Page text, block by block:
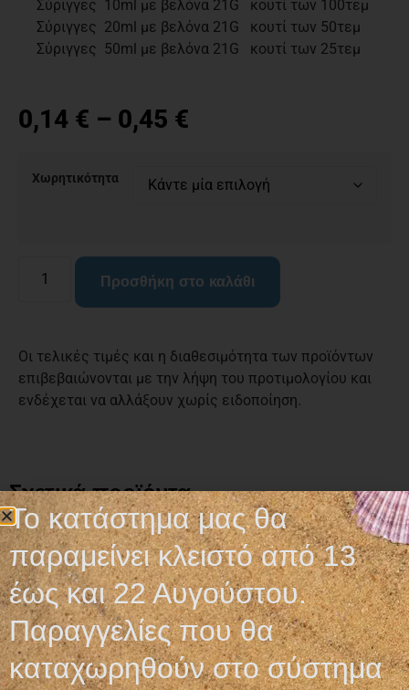
Σύριγγες 10ml με βελόνα 21G κουτί των 100τεμ
Σύριγγες 20ml με βελόνα 21G κουτί των 50τεμ
Σύριγγες 50ml με βελόνα 21G κουτί των 25τεμ
0,14 € – 0,45 €
Χωρητικότητα
Προσθήκη στο καλάθι
Οι τελικές τιμές και η διαθεσιμότητα των προϊόντων
επιβεβαιώνονται με την λήψη του προτιμολογίου και
ενδέχεται να αλλάξουν χωρίς ειδοποίηση.
Σχετικά προϊόντα
Το κατάστημα μας θα
παραμείνει κλειστό από 13
έως και 22 Αυγούστου.
Παραγγελίες που θα
καταχωρηθούν στο σύστημα